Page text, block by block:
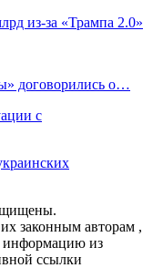
из-за «Трампа 2.0»
договорились о…
с
законным авторам ,
информацию из
ссылки